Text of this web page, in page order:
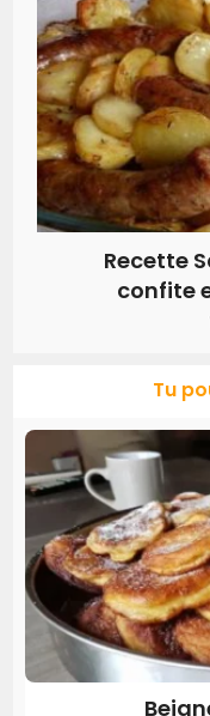
Recette
confite
Tu